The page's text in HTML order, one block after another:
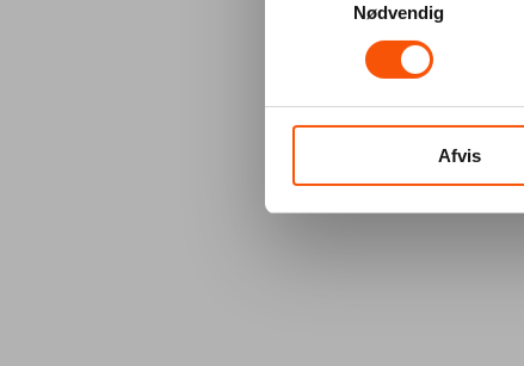
Nødvendig
Afvis